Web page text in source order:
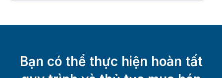
Bạn có thể thực hiện hoàn tất